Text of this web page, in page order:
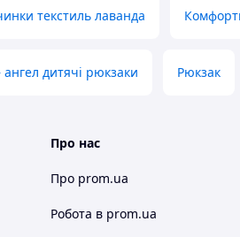
текстиль лаванда
дитячі рюкзаки Рюкзак
Про нас
Про prom.ua
Робота в prom.ua